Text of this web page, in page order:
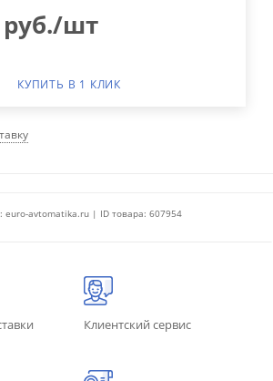
руб./шт
КУПИТЬ В 1 КЛИК
euro-avtomatika.ru | ID товара: 607954
Клиентский сервис